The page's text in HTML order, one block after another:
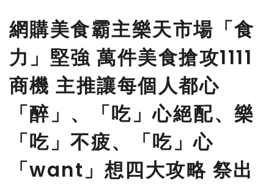
網購美食霸主樂天市場「食
力」堅強 萬件美食搶攻1111
商機 主推讓每個人都心
「醉」、「吃」心絕配、樂
「吃」不疲、「吃」心
「want」想四大攻略 祭出